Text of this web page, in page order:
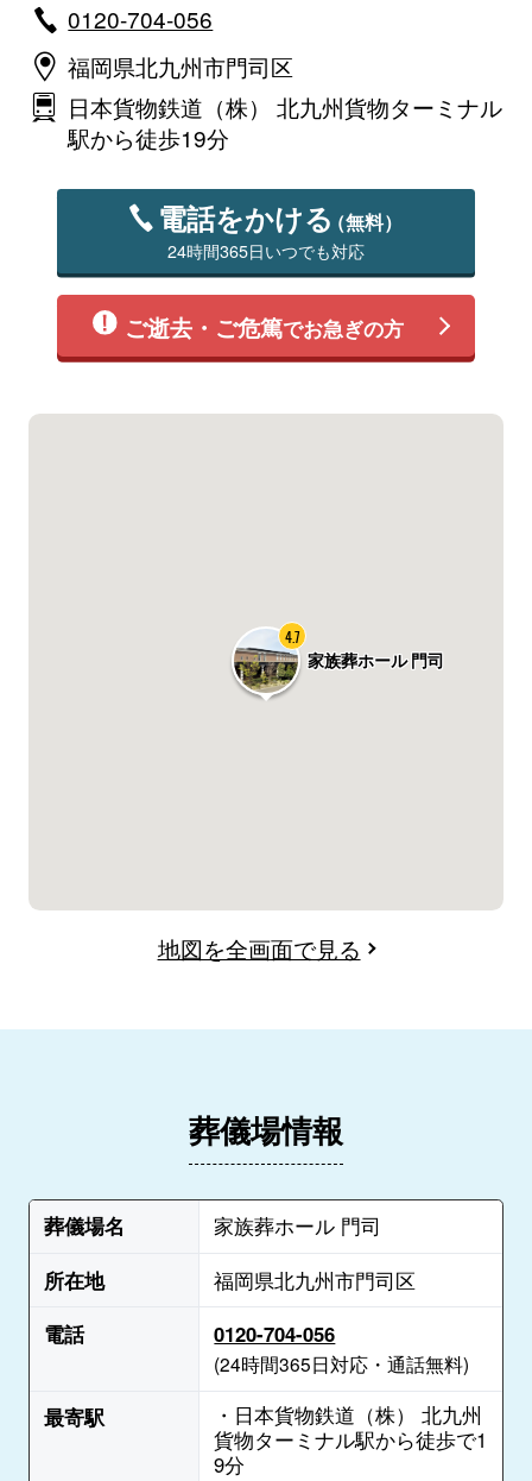
0120-704-056
福岡県北九州市門司区
日本貨物鉄道（株） 北九州貨物ターミナル
駅から徒歩19分
電話をかける（無料）
24時間365日いつでも対応
ご逝去・ご危篤でお急ぎの方
家族葬ホール 門司
4.7
地図を全画面で見る
葬儀場情報
葬儀場名
家族葬ホール 門司
所在地
福岡県北九州市門司区
電話
0120-704-056
(24時間365日対応・通話無料)
最寄駅
・日本貨物鉄道（株） 北九州
貨物ターミナル駅から徒歩で1
9分